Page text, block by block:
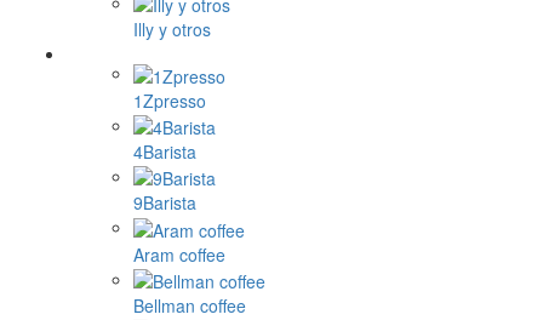
Illy y otros
1Zpresso
4Barista
9Barista
Aram coffee
Bellman coffee